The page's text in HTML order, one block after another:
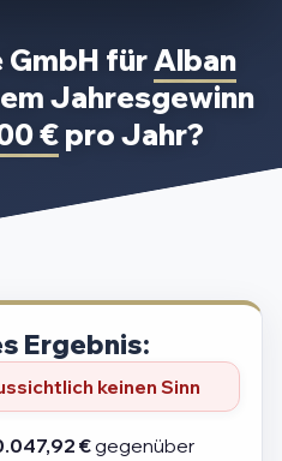
GmbH fürAlban
Jahresgewinn
€pro Jahr?
Ergebnis:
keinen Sinn
€gegenüber